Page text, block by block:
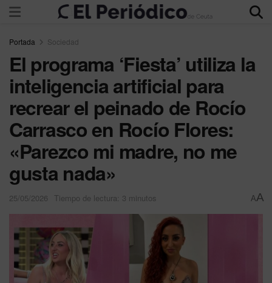
Portada Sociedad
El programa ‘Fiesta’ utiliza la
inteligencia artificial para
recrear el peinado de Rocío
Carrasco en Rocío Flores:
«Parezco mi madre, no me
gusta nada»
25/05/2026 Tiempo de lectura: 3 minutos AA